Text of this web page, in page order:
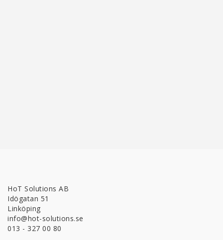
HoT Solutions AB
Idögatan 51
Linköping
info@hot-solutions.se
013 - 327 00 80